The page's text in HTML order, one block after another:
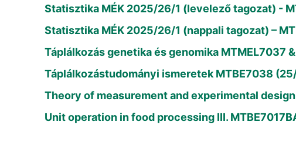
Statisztika MÉK 2025/26/1 (levelező tagozat) -
Statisztika MÉK 2025/26/1 (nappali tagozat) –
Táplálkozás genetika és genomika MTMEL7037
Táplálkozástudományi ismeretek MTBE7038
Theory of measurement and experimental
Unit operation in food processing III.